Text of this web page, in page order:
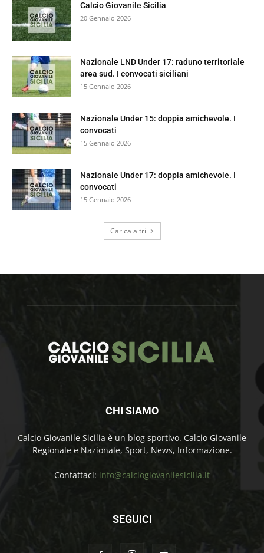
Calcio Giovanile Sicilia
20 Gennaio 2026
Nazionale LND Under 17: raduno territoriale
area sud. I convocati siciliani
15 Gennaio 2026
Nazionale Under 15: doppia amichevole. I
convocati
15 Gennaio 2026
Nazionale Under 17: doppia amichevole. I
convocati
15 Gennaio 2026
Carica altri
CHI SIAMO
Calcio Giovanile Sicilia è un blog sportivo. Calcio Giovanile
Regionale e Nazionale, Sport, News, Informazione.
Contattaci: info@calciogiovanilesicilia.it
SEGUICI